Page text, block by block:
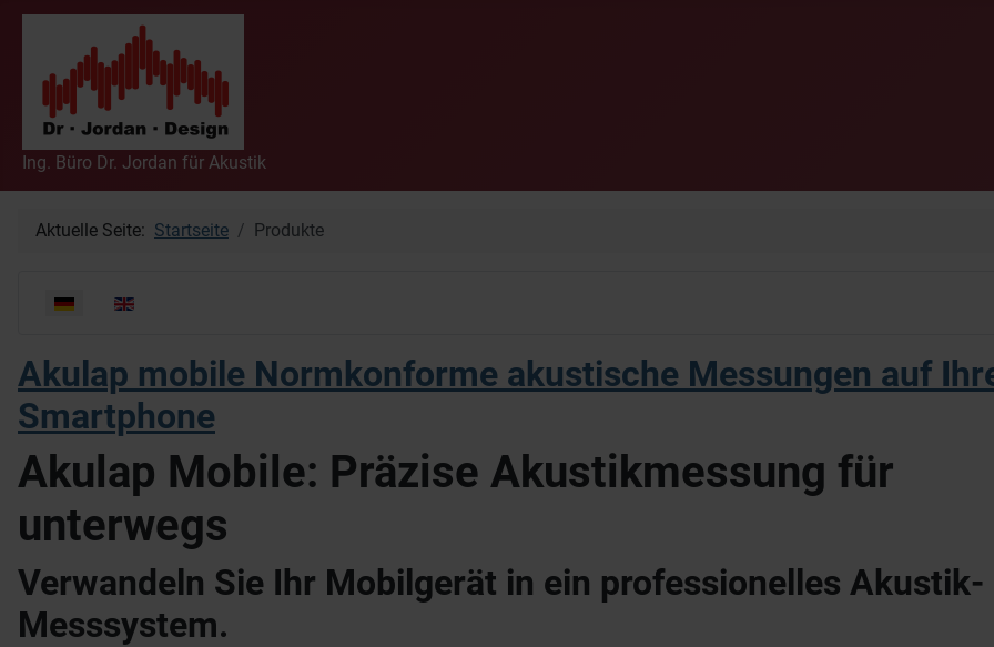
Ing. Büro Dr. Jordan für Akustik
Aktuelle Seite: Startseite Produkte
Sprache auswählen
Akulap mobile Normkonforme akustische Messungen auf
Smartphone
Akulap Mobile: Präzise Akustikmessung für
unterwegs
Verwandeln Sie Ihr Mobilgerät in ein professionelles Akustik-
Messsystem.